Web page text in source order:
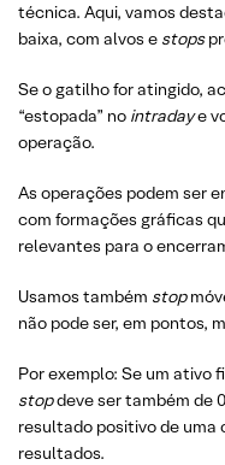
técnica. Aqui, vamos
baixa, com alvos e stops
Se o gatilho for atingido,
“estopada” no intradaye
operação.
As operações podem ser
com formações gráficas
relevantes para o
Usamos também stop
não pode ser, em pontos,
Por exemplo: Se um ativo
stopdeve ser também de
resultado positivo de uma
resultados.